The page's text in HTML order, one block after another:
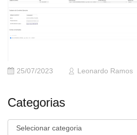
25/07/2023 Leonardo Ramos
Categorias
Categorias